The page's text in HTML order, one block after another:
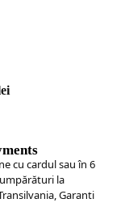
cu cardul sau în 6
la
Garanti